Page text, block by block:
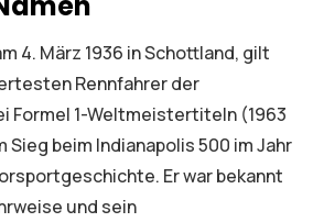
4. März 1936 in Schottland, gilt
Rennfahrer der
Formel 1-Weltmeistertiteln (1963
Sieg beim Indianapolis 500 im Jahr
Er war bekannt
und sein